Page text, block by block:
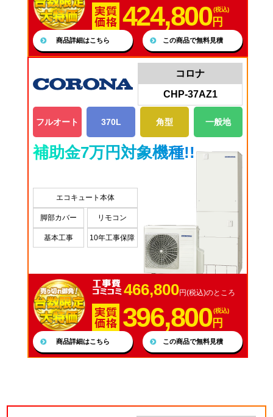
424,800(税込)
円
商品詳細はこちら この商品で無料見積
コロナ
CHP-37AZ1
フルオート 370L 角型 一般地
補助金7万円対象機種!!
エコキュート本体
脚部カバー リモコン
基本工事 10年工事保障
466,800円(税込)のところ
396,800(税込)
円
商品詳細はこちら この商品で無料見積